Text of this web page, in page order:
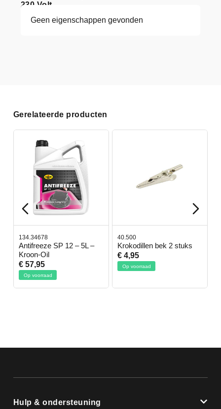
230 Volt
Geen eigenschappen gevonden
Gerelateerde producten
134.34678
Antifreeze SP 12 – 5L –
Kroon-Oil
€ 57,95
Op voorraad
40.500
Krokodillen bek 2 stuks
€ 4,95
Op voorraad
Hulp & ondersteuning